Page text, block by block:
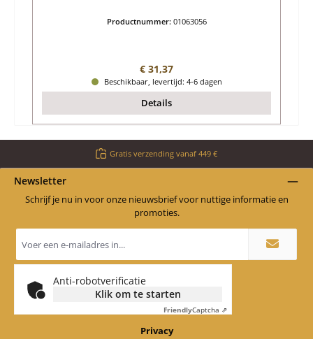
Productnummer: 01063056
Normale prijs:
€ 31,37
Beschikbaar, levertijd: 4-6 dagen
Details
Gratis verzending vanaf 449 €
Newsletter
Schrijf je nu in voor onze nieuwsbrief voor nuttige informatie en
promoties.
mailadres
*
Anti-robotverificatie
Klik om te starten
FriendlyCaptcha ⇗
Privacy